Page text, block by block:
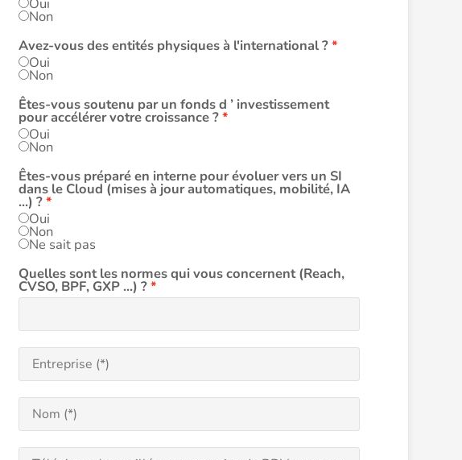
Non
Avez-vous des entités physiques à l'international ?
Oui
Non
Êtes-vous soutenu par un fonds d ’ investissement
pour accélérer votre croissance ?
Oui
Non
Êtes-vous préparé en interne pour évoluer vers un SI
dans le Cloud (mises à jour automatiques, mobilité, IA
...) ?
Oui
Non
Ne sait pas
Quelles sont les normes qui vous concernent (Reach,
CVSO, BPF, GXP ...) ?